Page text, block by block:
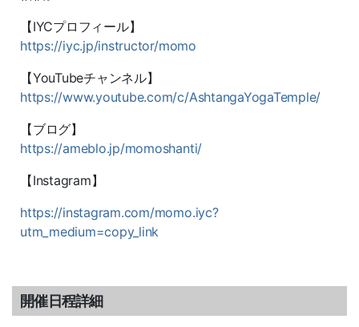
【IYCプロフィール】
https://iyc.jp/instructor/momo
【YouTubeチャンネル】
https://www.youtube.com/c/AshtangaYogaTemple/
【ブログ】
https://ameblo.jp/momoshanti/
【Instagram】
https://instagram.com/momo.iyc?
utm_medium=copy_link
開催日程詳細